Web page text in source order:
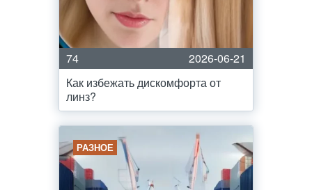
74
2026-06-21
Как избежать дискомфорта от
линз?
РАЗНОЕ